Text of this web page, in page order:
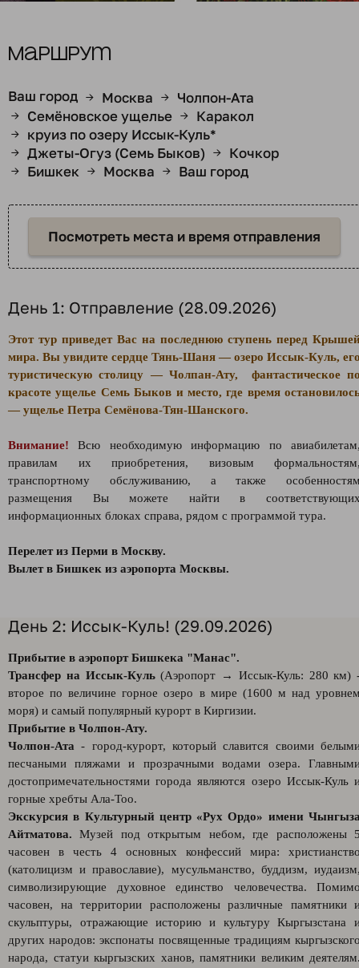
Маршрут
Ваш город → Москва → Чолпон-Ата
→ Семёновское ущелье → Каракол
→ круиз по озеру Иссык-Куль*
→ Джеты-Огуз (Семь Быков) → Кочкор
→ Бишкек → Москва → Ваш город
Посмотреть места и время отправления
День 1: Отправление (28.09.2026)
Этот тур приведет Вас на последнюю ступень перед
мира. Вы увидите сердце Тянь-Шаня — озеро Иссык-Куль,
туристическую столицу — Чолпан-Ату, фантастическое
красоте ущелье Семь Быков и место, где время
— ущелье Петра Семёнова-Тян-Шанского.
Внимание! Всю необходимую информацию по
правилам их приобретения, визовым
транспортному обслуживанию, а также
размещения Вы можете найти в
информационных блоках справа, рядом с программой тура.
Перелет из Перми в Москву.
Вылет в Бишкек из аэропорта Москвы.
День 2: Иссык-Куль! (29.09.2026)
Прибытие в аэропорт Бишкека "Манас".
Трансфер на Иссык-Куль(Аэропорт → Иссык-Куль: 280 км)
второе по величине горное озеро в мире (1600 м над
моря) и самый популярный курорт в Киргизии.
Прибытие в Чолпон-Ату.
Чолпон-Ата - город-курорт, который славится своими
песчаными пляжами и прозрачными водами озера.
достопримечательностями города являются озеро Иссык-Куль
горные хребты Ала-Тоо.
Экскурсия в Культурный центр «Рух Ордо» имени
Айтматова. Музей под открытым небом, где расположены
часовен в честь 4 основных конфессий мира:
(католицизм и православие), мусульманство, буддизм,
символизирующие духовное единство человечества.
часовен, на территории расположены различные памятники
скульптуры, отражающие историю и культуру Кыргызстана
других народов: экспонаты посвященные традициям
народа, статуи кыргызских ханов, памятники великим